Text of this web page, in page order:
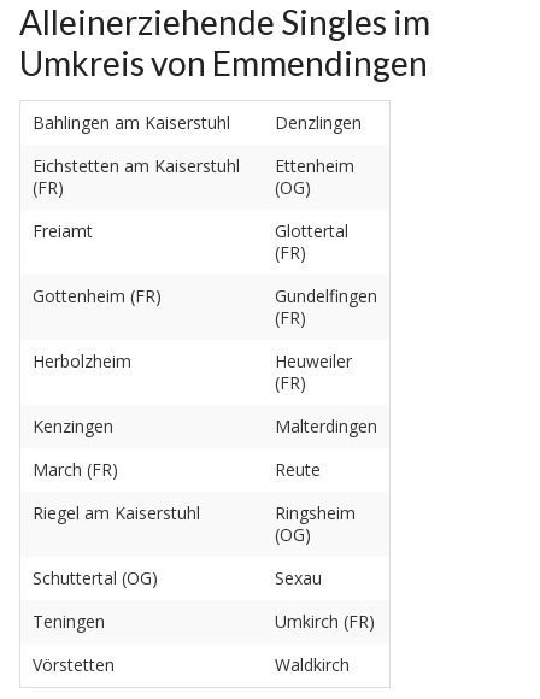
Alleinerziehende Singles im
Umkreis von Emmendingen
Bahlingen am Kaiserstuhl
Denzlingen
Eichstetten am Kaiserstuhl
(FR)
Ettenheim
(OG)
Freiamt
Glottertal
(FR)
Gottenheim (FR)
Gundelfingen
(FR)
Herbolzheim
Heuweiler
(FR)
Kenzingen
Malterdingen
March (FR)
Reute
Riegel am Kaiserstuhl
Ringsheim
(OG)
Schuttertal (OG)
Sexau
Teningen
Umkirch (FR)
Vörstetten
Waldkirch